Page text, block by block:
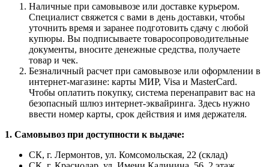
Наличные при самовывозе или доставке курьером.
Специалист свяжется с вами в день доставки, чтобы
уточнить время и заранее подготовить сдачу с любой
купюры. Вы подписываете товаросопроводительные
документы, вносите денежные средства, получаете
товар и чек.
Безналичный расчет при самовывозе или оформлении в
интернет-магазине: карты МИР, Visa и MasterCard.
Чтобы оплатить покупку, система перенаправит вас на
безопасный шлюз интернет-эквайринга. Здесь нужно
ввести номер карты, срок действия и имя держателя.
1. Самовывоз при доступности к выдаче:
СК, г. Лермонтов, ул. Комсомольская, 22 (склад)